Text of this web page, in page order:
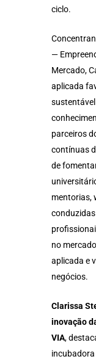
ciclo.
—
Mercado,
aplicada
parceiros
contínuas
de
mentorias,
no
aplicada e
negócios.
Clarissa
inovação
VIA,
incubadora